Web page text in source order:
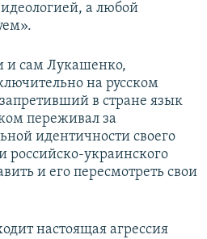
идеологией, а любой
и сам Лукашенко,
на русском
в стране язык
переживал за
идентичности своего
российско-украинского
и его пересмотреть свои
настоящая агрессия